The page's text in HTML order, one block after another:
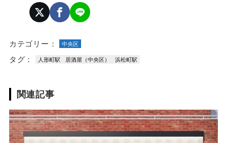
カテゴリー： 中央区
タグ： 人形町駅 居酒屋（中央区） 浜松町駅
関連記事